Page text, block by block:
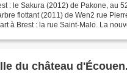
: le Sakura (2012) de Pakone, au
flottant (2011) de Wen2 rue
à Brest : la rue Saint-Malo. La
du château d'Écouen.